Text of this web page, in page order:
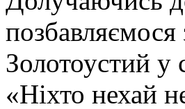
позбавляємося
Золотоустий у
«Ніхто нехай